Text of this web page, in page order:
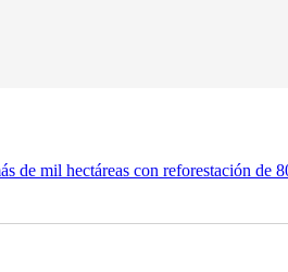
de mil hectáreas con reforestación de